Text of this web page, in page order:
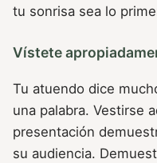
tu sonrisa sea lo
Vístete
Tu atuendo dice
una palabra. Vestirse
presentación
su audiencia.